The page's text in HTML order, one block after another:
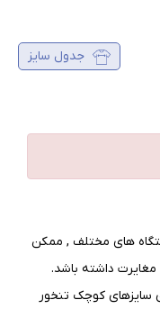
جدول سایز
های مختلف , ممکن
داشته باشد.
سایزهای کوچک تنخور